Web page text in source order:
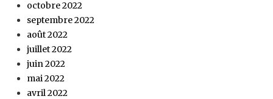
octobre 2022
septembre 2022
août 2022
juillet 2022
juin 2022
mai 2022
avril 2022